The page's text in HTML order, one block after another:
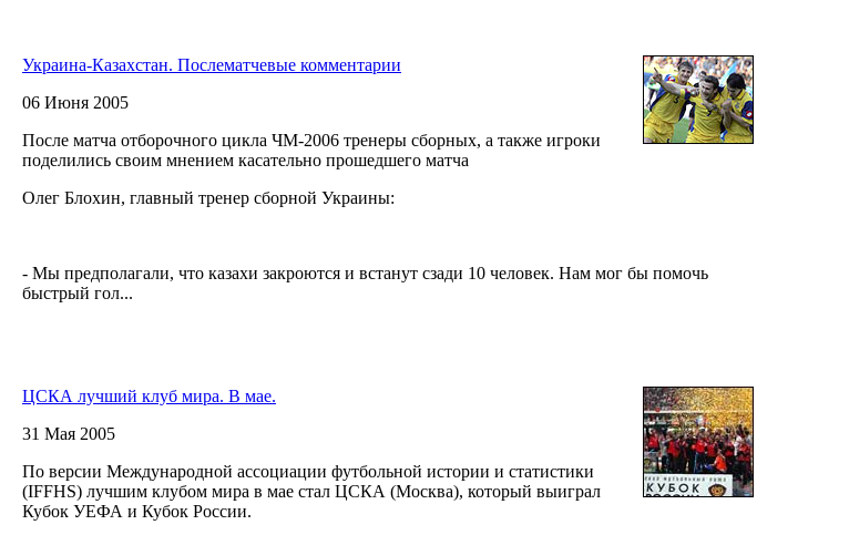
Украина-Казахстан. Послематчевые комментарии
06 Июня 2005
После матча отборочного цикла ЧМ-2006 тренеры сборных, а также игроки
поделились своим мнением касательно прошедшего матча
Олег Блохин, главный тренер сборной Украины:
- Мы предполагали, что казахи закроются и встанут сзади 10 человек. Нам мог бы помочь
быстрый гол...
ЦСКА лучший клуб мира. В мае.
31 Мая 2005
По версии Международной ассоциации футбольной истории и статистики
(IFFHS) лучшим клубом мира в мае стал ЦСКА (Москва), который выиграл
Кубок УЕФА и Кубок России.